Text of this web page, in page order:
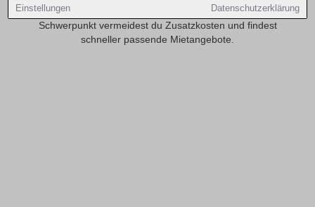
Einstellungen Datenschutzerklärung
Planung deiner monatlichen Kosten. Mit provisionsfrei als
Schwerpunkt vermeidest du Zusatzkosten und findest
schneller passende Mietangebote.